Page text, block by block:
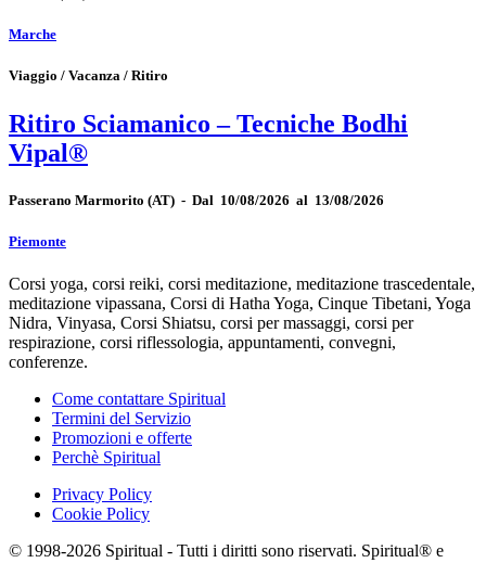
Marche
Viaggio / Vacanza / Ritiro
Ritiro Sciamanico – Tecniche Bodhi
Vipal®
Passerano Marmorito (AT) - Dal 10/08/2026 al 13/08/2026
Piemonte
Corsi yoga, corsi reiki, corsi meditazione, meditazione trascedentale,
meditazione vipassana, Corsi di Hatha Yoga, Cinque Tibetani, Yoga
Nidra, Vinyasa, Corsi Shiatsu, corsi per massaggi, corsi per
respirazione, corsi riflessologia, appuntamenti, convegni,
conferenze.
Come contattare Spiritual
Termini del Servizio
Promozioni e offerte
Perchè Spiritual
Privacy Policy
Cookie Policy
© 1998-2026 Spiritual - Tutti i diritti sono riservati. Spiritual® e